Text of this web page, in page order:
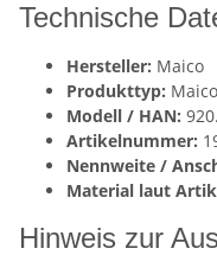
Technische
Hersteller: Maico
Produkttyp:
Modell / HAN:
Artikelnummer:
Nennweite /
Material laut
Hinweis zur